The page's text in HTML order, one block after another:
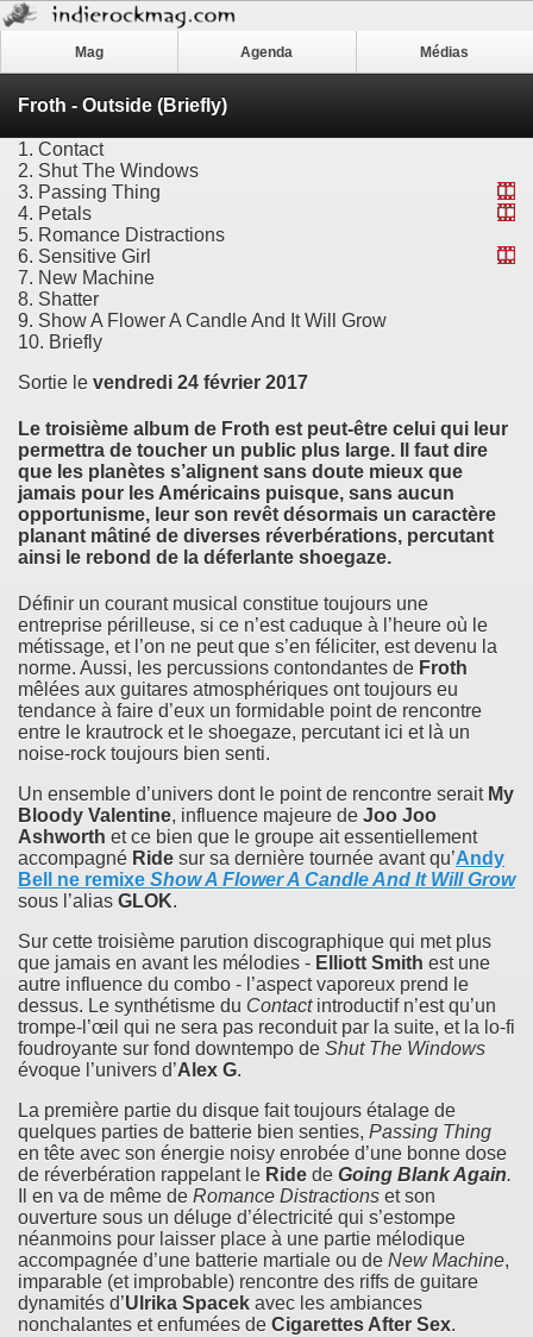
Mag Agenda Médias
Froth - Outside (Briefly)
1. Contact
2. Shut The Windows
3. Passing Thing
4. Petals
5. Romance Distractions
6. Sensitive Girl
7. New Machine
8. Shatter
9. Show A Flower A Candle And It Will Grow
10. Briefly
Sortie le vendredi 24 février 2017
Le troisième album de Froth est peut-être celui qui leur
permettra de toucher un public plus large. Il faut dire
que les planètes s’alignent sans doute mieux que
jamais pour les Américains puisque, sans aucun
opportunisme, leur son revêt désormais un caractère
planant mâtiné de diverses réverbérations, percutant
ainsi le rebond de la déferlante shoegaze.
Définir un courant musical constitue toujours une
entreprise périlleuse, si ce n’est caduque à l’heure où le
métissage, et l’on ne peut que s’en féliciter, est devenu la
norme. Aussi, les percussions contondantes de Froth
mêlées aux guitares atmosphériques ont toujours eu
tendance à faire d’eux un formidable point de rencontre
entre le krautrock et le shoegaze, percutant ici et là un
noise-rock toujours bien senti.
Un ensemble d’univers dont le point de rencontre serait My
Bloody Valentine, influence majeure de Joo Joo
Ashworth et ce bien que le groupe ait essentiellement
accompagné Ride sur sa dernière tournée avant qu’Andy
Bell
ne remixe Show A Flower A Candle And It Will Grow
sous l’alias GLOK.
Sur cette troisième parution discographique qui met plus
que jamais en avant les mélodies - Elliott Smith est une
autre influence du combo - l’aspect vaporeux prend le
dessus. Le synthétisme du Contactintroductif n’est qu’un
trompe-l’œil qui ne sera pas reconduit par la suite, et la lo-fi
foudroyante sur fond downtempo de Shut The Windows
évoque l’univers d’Alex G.
La première partie du disque fait toujours étalage de
quelques parties de batterie bien senties, Passing Thing
en tête avec son énergie noisy enrobée d’une bonne dose
de réverbération rappelant le Ride de Going Blank Again.
Il en va de même de Romance Distractions et son
ouverture sous un déluge d’électricité qui s’estompe
néanmoins pour laisser place à une partie mélodique
accompagnée d’une batterie martiale ou de New Machine,
imparable (et improbable) rencontre des riffs de guitare
dynamités d’Ulrika Spacek avec les ambiances
nonchalantes et enfumées de Cigarettes After Sex.